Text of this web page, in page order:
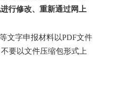
行修改、重新通过网上
文字申报材料以PDF文件
要以文件压缩包形式上